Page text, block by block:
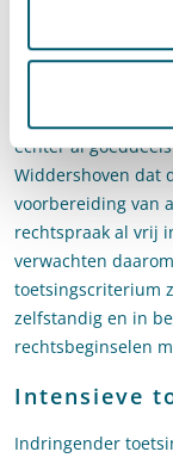
voorschriften aan
Ook adviseert hij
echter al
Widdershoven dat
voorbereiding van
rechtspraak al vrij
verwachten
toetsingscriterium
zelfstandig en in
rechtsbeginselen
Intensieve
Indringender